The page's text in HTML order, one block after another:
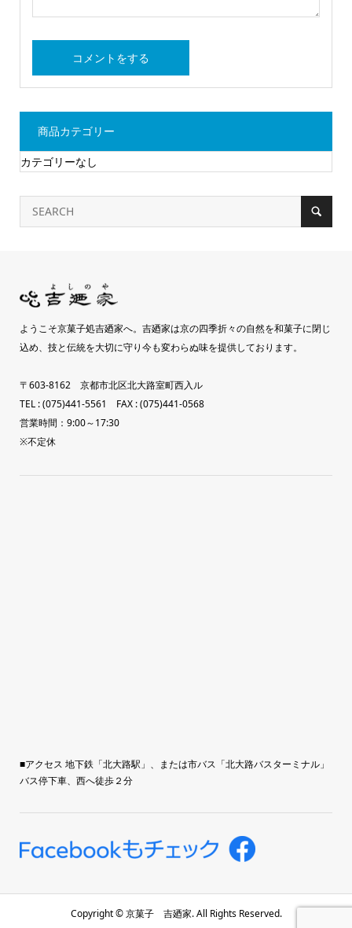
商品カテゴリー
カテゴリーなし
ようこそ京菓子処吉廼家へ。吉廼家は京の四季折々の自然を和菓子に閉じ
込め、技と伝統を大切に守り今も変わらぬ味を提供しております。
〒603-8162 京都市北区北大路室町西入ル
TEL : (075)441-5561 FAX : (075)441-0568
営業時間：9:00～17:30
※不定休
■アクセス 地下鉄「北大路駅」、または市バス「北大路バスターミナル」
バス停下車、西へ徒歩２分
Copyright ©京菓子 吉廼家. All Rights Reserved.